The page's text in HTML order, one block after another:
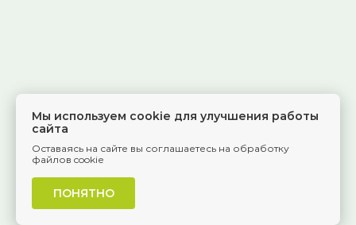
Мы используем cookie для улучшения работы
сайта
Оставаясь на сайте вы соглашаетесь на обработку
файлов cookie
ПОНЯТНО